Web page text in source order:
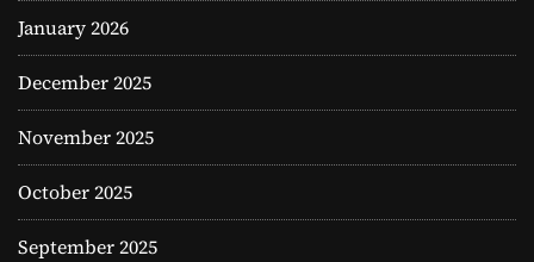
January 2026
December 2025
November 2025
October 2025
September 2025